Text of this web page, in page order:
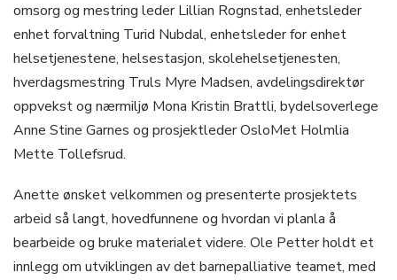
omsorg og mestring leder Lillian Rognstad, enhetsleder
enhet forvaltning Turid Nubdal, enhetsleder for enhet
helsetjenestene, helsestasjon, skolehelsetjenesten,
hverdagsmestring Truls Myre Madsen, avdelingsdirektør
oppvekst og nærmiljø Mona Kristin Brattli, bydelsoverlege
Anne Stine Garnes og prosjektleder OsloMet Holmlia
Mette Tollefsrud.
Anette ønsket velkommen og presenterte prosjektets
arbeid så langt, hovedfunnene og hvordan vi planla å
bearbeide og bruke materialet videre. Ole Petter holdt et
innlegg om utviklingen av det barnepalliative teamet, med